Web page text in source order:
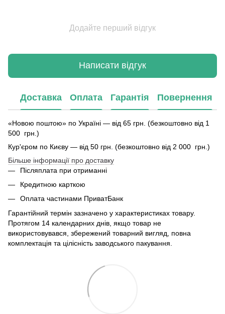
Додайте перший відгук
Написати відгук
Доставка Оплата Гарантія Повернення
«Новою поштою» по Україні — від 65 грн. (безкоштовно від 1
500 грн.)
Кур'єром по Києву — від 50 грн. (безкоштовно від 2 000 грн.)
Більше інформації про доставку
Післяплата при отриманні
Кредитною карткою
Оплата частинами ПриватБанк
Гарантійний термін зазначено у характеристиках товару.
Протягом 14 календарних днів, якщо товар не
використовувався, збережений товарний вигляд, повна
комплектація та цілісність заводського пакування.